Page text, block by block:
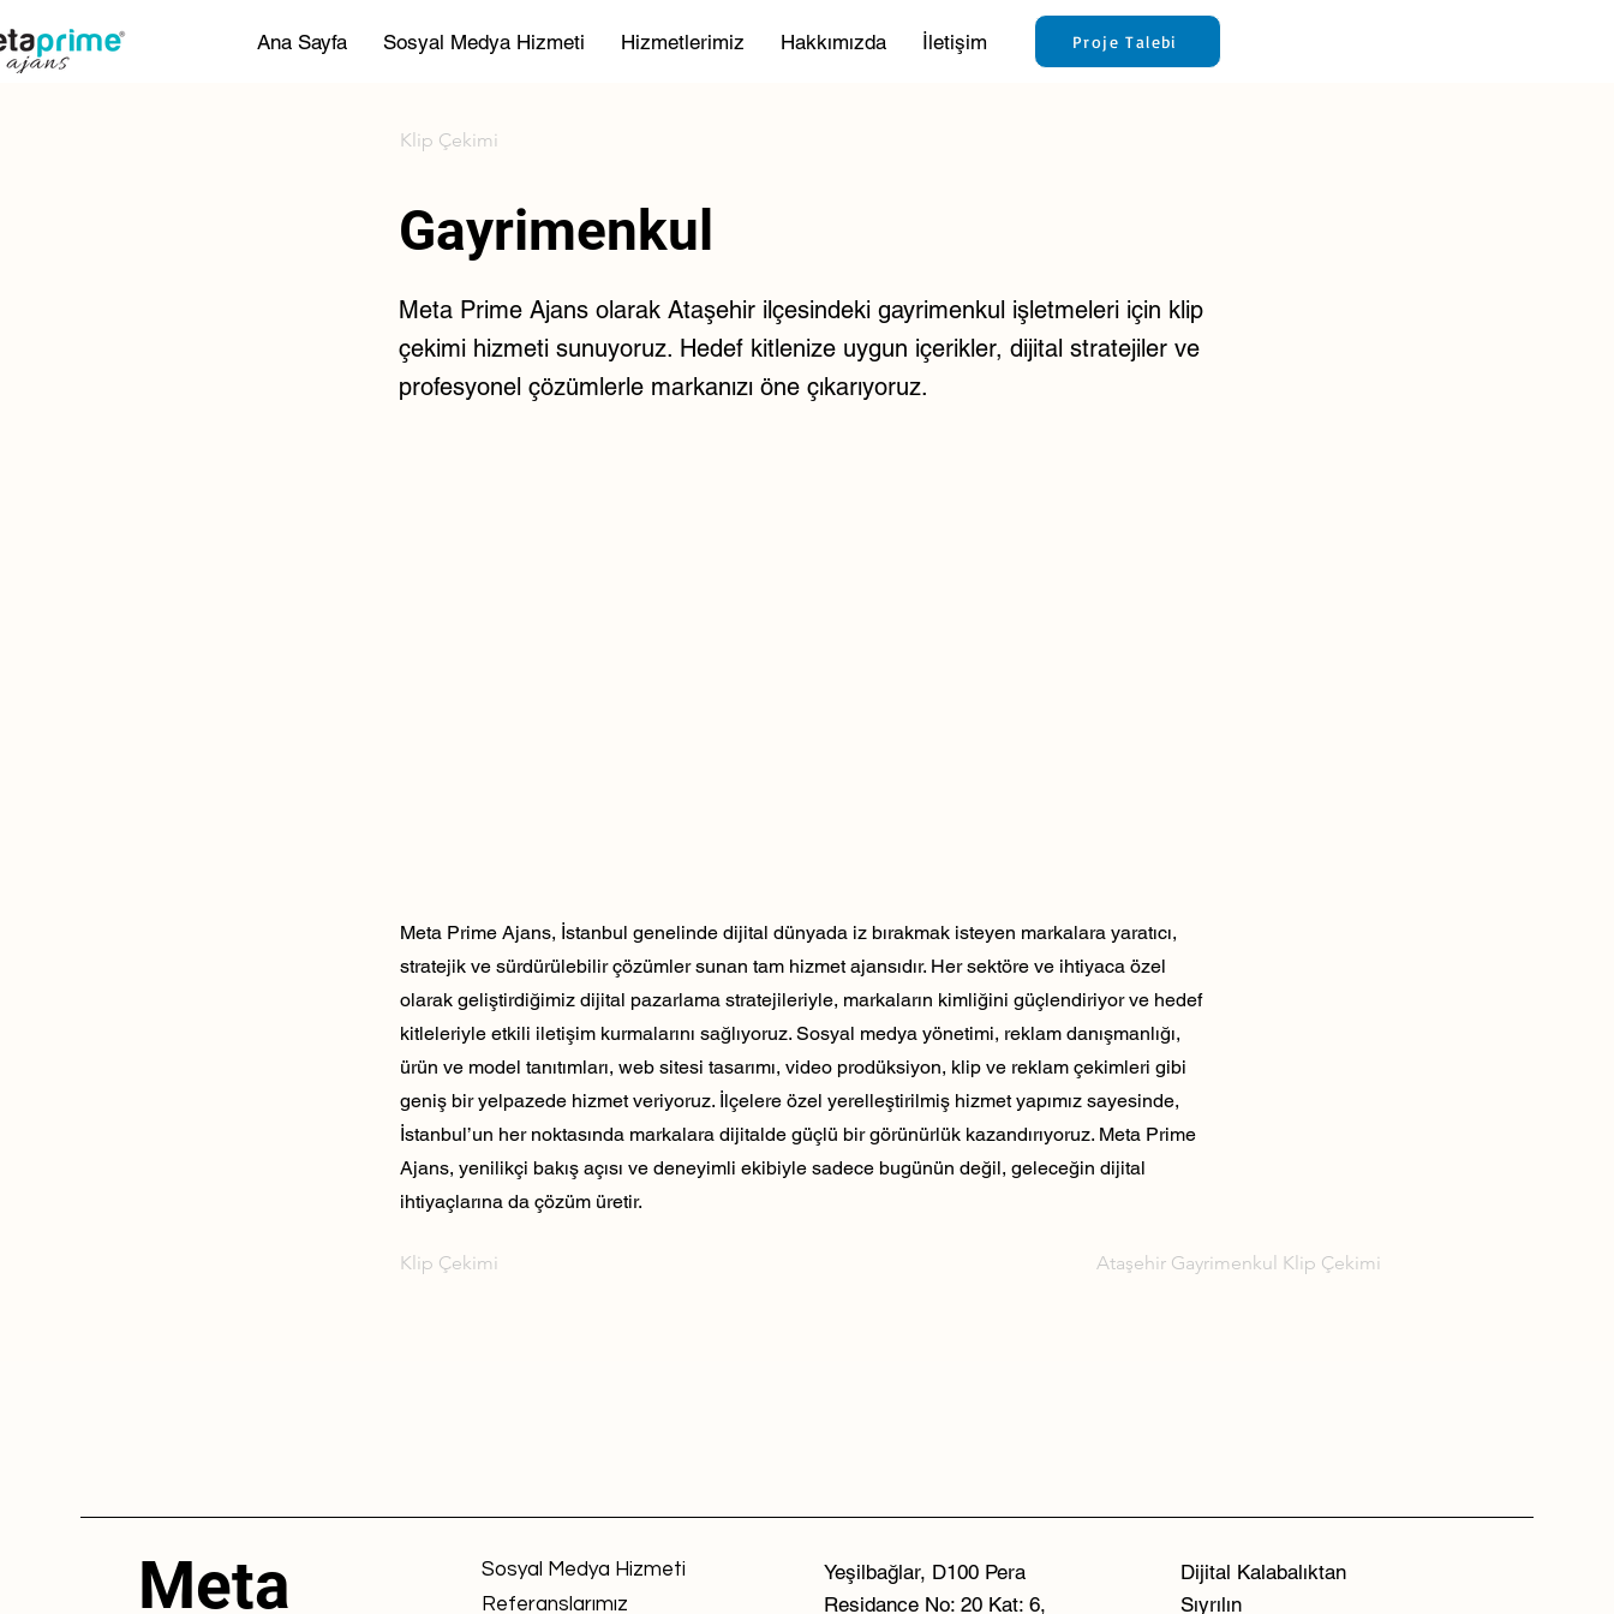
Ana Sayfa Sosyal Medya Hizmeti Hizmetlerimiz Hakkımızda İletişim Proje Talebi
Klip Çekimi
Gayrimenkul
Meta Prime Ajans olarak Ataşehir ilçesindeki gayrimenkul işletmeleri için klip
çekimi hizmeti sunuyoruz. Hedef kitlenize uygun içerikler, dijital stratejiler ve
profesyonel çözümlerle markanızı öne çıkarıyoruz.
Meta Prime Ajans, İstanbul genelinde dijital dünyada iz bırakmak isteyen markalara yaratıcı,
stratejik ve sürdürülebilir çözümler sunan tam hizmet ajansıdır. Her sektöre ve ihtiyaca özel
olarak geliştirdiğimiz dijital pazarlama stratejileriyle, markaların kimliğini güçlendiriyor ve hedef
kitleleriyle etkili iletişim kurmalarını sağlıyoruz. Sosyal medya yönetimi, reklam danışmanlığı,
ürün ve model tanıtımları, web sitesi tasarımı, video prodüksiyon, klip ve reklam çekimleri gibi
geniş bir yelpazede hizmet veriyoruz. İlçelere özel yerelleştirilmiş hizmet yapımız sayesinde,
İstanbul’un her noktasında markalara dijitalde güçlü bir görünürlük kazandırıyoruz. Meta Prime
Ajans, yenilikçi bakış açısı ve deneyimli ekibiyle sadece bugünün değil, geleceğin dijital
ihtiyaçlarına da çözüm üretir.
Klip Çekimi Ataşehir Gayrimenkul Klip Çekimi
Meta
Sosyal Medya Hizmeti
Referanslarımız
Yeşilbağlar, D100 Pera
Residance No: 20 Kat: 6,
Dijital Kalabalıktan
Sıyrılın